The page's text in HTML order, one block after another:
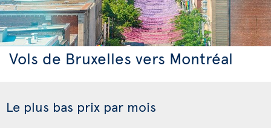
Vols de Bruxelles vers Montréal
Le plus bas prix par mois